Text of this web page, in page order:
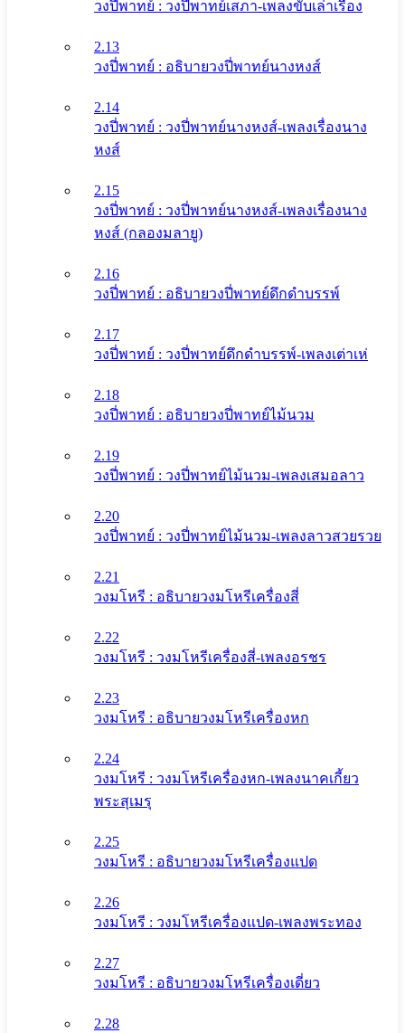
วงปี่พาทย์ : วงปี่พาทย์เสภา-เพลงขับเล่าเรื่อง
2.13
วงปี่พาทย์ : อธิบายวงปี่พาทย์นางหงส์
2.14
วงปี่พาทย์ : วงปี่พาทย์นางหงส์-เพลงเรื่องนาง
หงส์
2.15
วงปี่พาทย์ : วงปี่พาทย์นางหงส์-เพลงเรื่องนาง
หงส์ (กลองมลายู)
2.16
วงปี่พาทย์ : อธิบายวงปี่พาทย์ดึกดําบรรพ์
2.17
วงปี่พาทย์ : วงปี่พาทย์ดึกดําบรรพ์-เพลงเต่าเห่
2.18
วงปี่พาทย์ : อธิบายวงปี่พาทย์ไม้นวม
2.19
วงปี่พาทย์ : วงปี่พาทย์ไม้นวม-เพลงเสมอลาว
2.20
วงปี่พาทย์ : วงปี่พาทย์ไม้นวม-เพลงลาวสวยรวย
2.21
วงมโหรี : อธิบายวงมโหรีเครื่องสี่
2.22
วงมโหรี : วงมโหรีเครื่องสี่-เพลงอรชร
2.23
วงมโหรี : อธิบายวงมโหรีเครื่องหก
2.24
วงมโหรี : วงมโหรีเครื่องหก-เพลงนาคเกี้ยว
พระสุเมรุ
2.25
วงมโหรี : อธิบายวงมโหรีเครื่องแปด
2.26
วงมโหรี : วงมโหรีเครื่องแปด-เพลงพระทอง
2.27
วงมโหรี : อธิบายวงมโหรีเครื่องเดี่ยว
2.28